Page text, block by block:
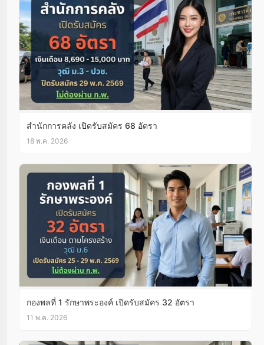
สำนักการคลัง เปิดรับสมัคร 68 อัตรา
18 พ.ค. 2026
กองพลที่ 1 รักษาพระองค์ เปิดรับสมัคร 32 อัตรา
11 พ.ค. 2026